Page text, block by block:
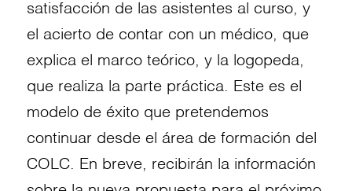
satisfacción de las asistentes al curso, y
el acierto de contar con un médico, que
explica el marco teórico, y la logopeda,
que realiza la parte práctica. Este es el
modelo de éxito que pretendemos
continuar desde el área de formación del
COLC. En breve, recibirán la información